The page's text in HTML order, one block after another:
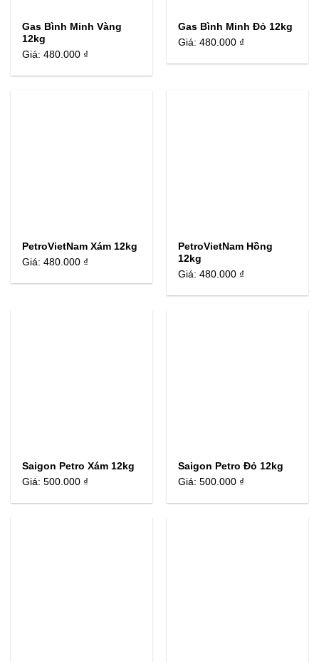
Gas Bình Minh Vàng
12kg
Giá:480.000 ₫
Gas Bình Minh Đỏ 12kg
Giá:480.000 ₫
PetroVietNam Xám 12kg
Giá:480.000 ₫
PetroVietNam Hồng
12kg
Giá:480.000 ₫
Saigon Petro Xám 12kg
Giá:500.000 ₫
Saigon Petro Đỏ 12kg
Giá:500.000 ₫